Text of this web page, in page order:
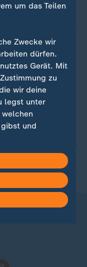
um das Teilen
Zwecke wir
dürfen.
Gerät. Mit
zu
wir deine
legst unter
und
oder ändern.
in unserer